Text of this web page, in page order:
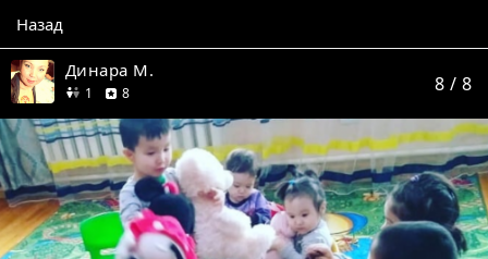
Назад
Динара М.
1 друг 8отзывов 8 / 8